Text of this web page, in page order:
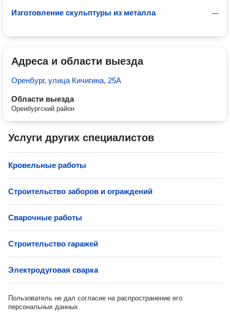
—
Изготовление скульптуры из металла
Адреса и области выезда
Оренбург, улица Кичигина, 25А
Области выезда
Оренбургский район
Услуги других специалистов
Кровельные работы
Строительство заборов и ограждений
Сварочные работы
Строительство гаражей
Электродуговая сварка
Пользователь не дал согласие на распространение его
персональных данных